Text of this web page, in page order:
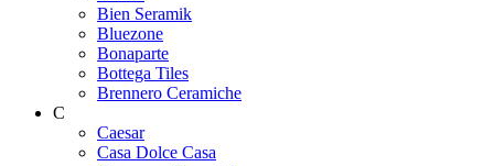
Bien Seramik
Bluezone
Bonaparte
Bottega Tiles
Brennero Ceramiche
C
Caesar
Casa Dolce Casa